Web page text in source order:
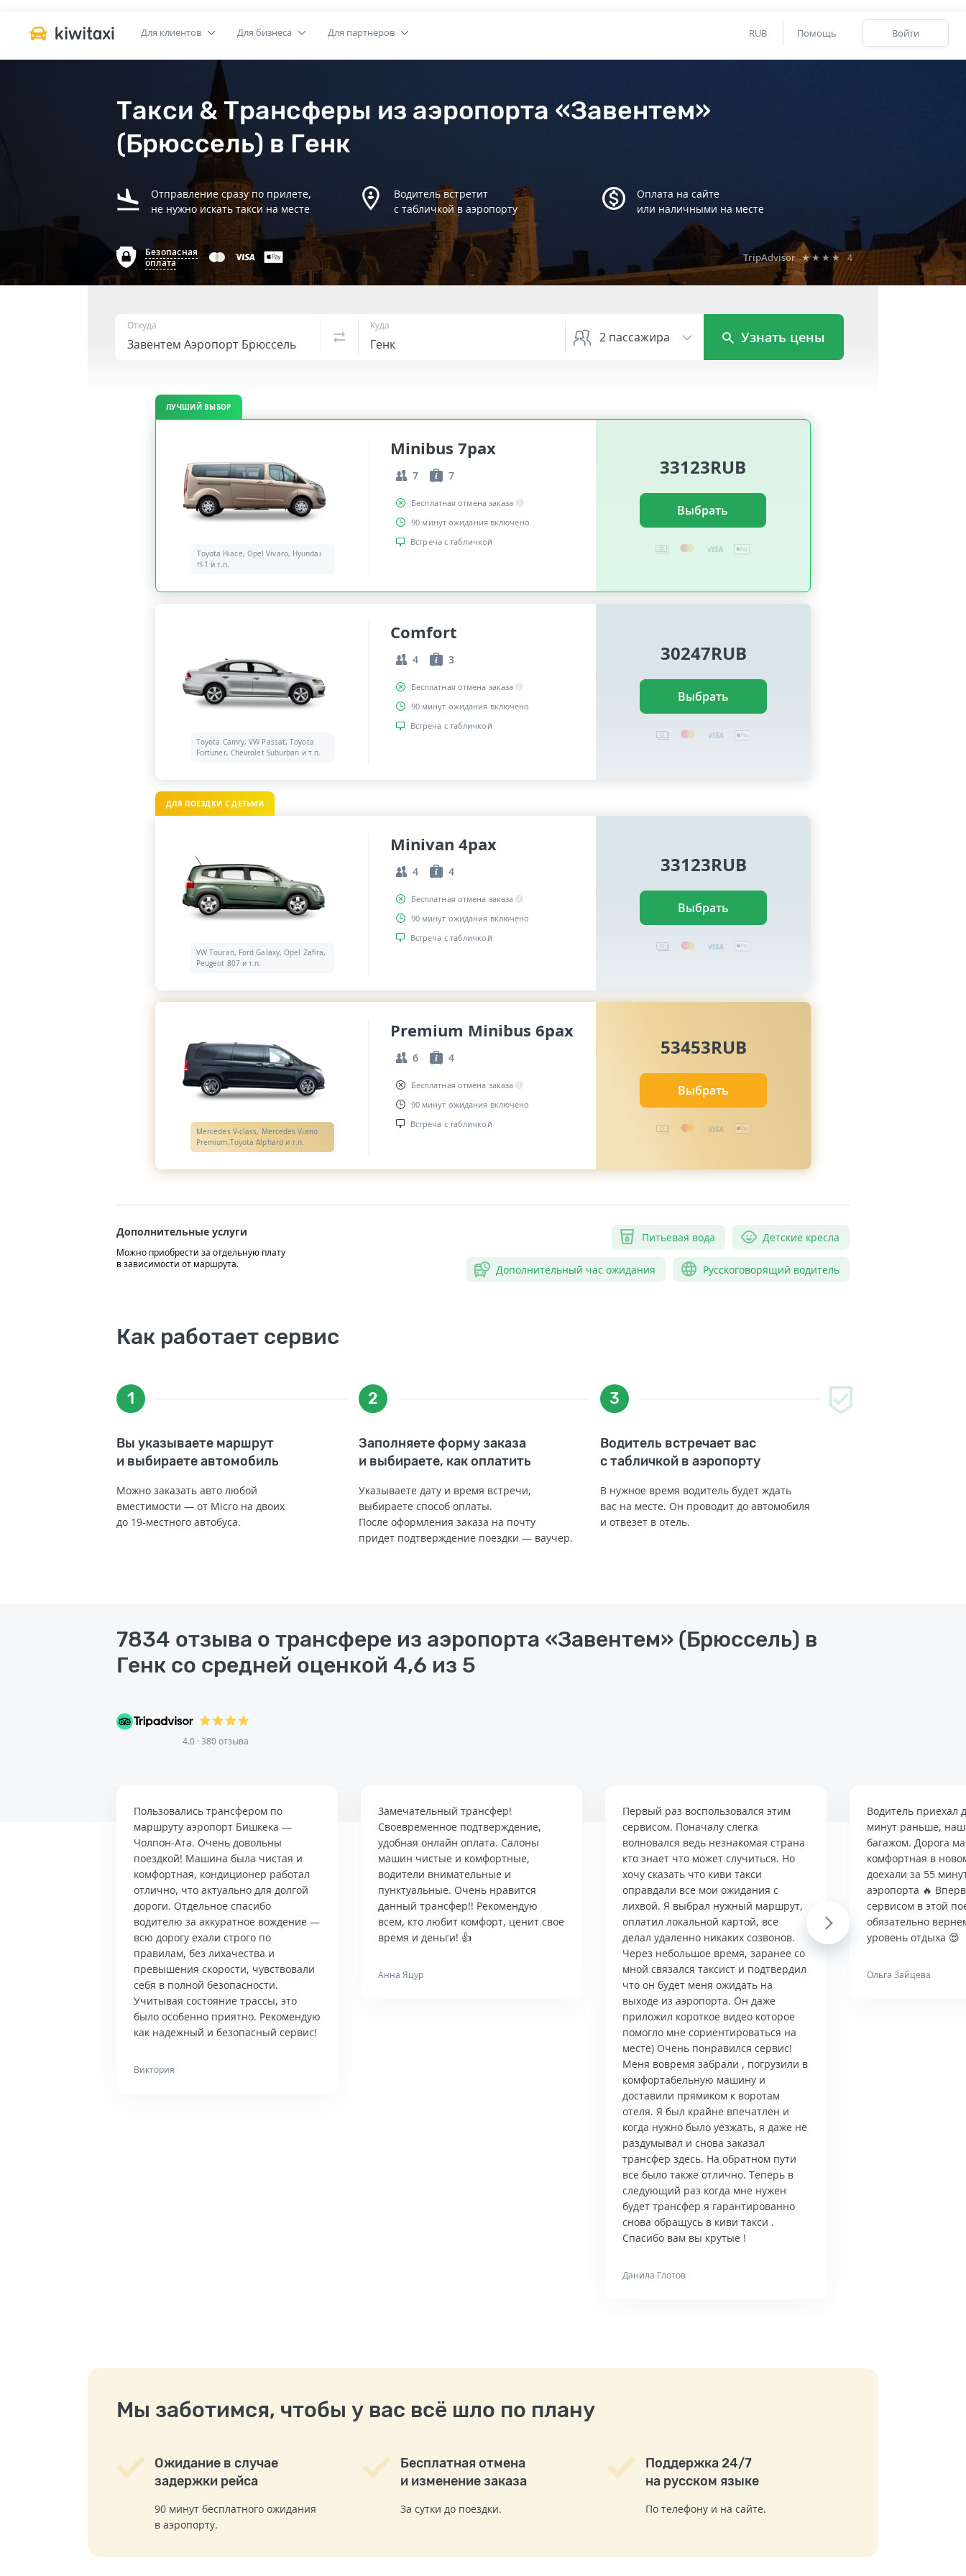
RUB Помощь Войти
Для клиентов Для бизнеса Для партнеров
Такси & Трансферы из аэропорта «Завентем»
(Брюссель) в Генк
Отправление сразу по прилете,
не нужно искать такси на месте
Водитель встретит
с табличкой в аэропорту
Оплата на сайте
или наличными на месте
Безопасная
оплата
TripAdvisor ★★★★ 4
Откуда Куда
2 пассажира Узнать цены
ЛУЧШИЙ ВЫБОР
Toyota Hiace, Opel Vivaro, Hyundai
H-1 и т.п.
Minibus 7pax
7 7
Бесплатная отмена заказа
90 минут ожидания включено
Встреча с табличкой
33123RUB
Выбрать
Toyota Camry, VW Passat, Toyota
Fortuner, Chevrolet Suburban и т.п.
Comfort
4 3
Бесплатная отмена заказа
90 минут ожидания включено
Встреча с табличкой
30247RUB
Выбрать
ДЛЯ ПОЕЗДКИ С ДЕТЬМИ
VW Touran, Ford Galaxy, Opel Zafira,
Peugeot 807 и т.п.
Minivan 4pax
4 4
Бесплатная отмена заказа
90 минут ожидания включено
Встреча с табличкой
33123RUB
Выбрать
Mercedes V-class, Mercedes Viano
Premium,Toyota Alphard и т.п.
Premium Minibus 6pax
6 4
Бесплатная отмена заказа
90 минут ожидания включено
Встреча с табличкой
53453RUB
Выбрать
Дополнительные услуги
Можно приобрести за отдельную плату
в зависимости от маршрута.
Питьевая вода Детские кресла
Дополнительный час ожидания Русскоговорящий водитель
Как работает сервис
1
Вы указываете маршрут
и выбираете автомобиль
Можно заказать авто любой
вместимости — от Micro на двоих
до 19-местного автобуса.
2
Заполняете форму заказа
и выбираете, как оплатить
Указываете дату и время встречи,
выбираете способ оплаты.
После оформления заказа на почту
придет подтверждение поездки — ваучер.
3
Водитель встречает вас
с табличкой в аэропорту
В нужное время водитель будет ждать
вас на месте. Он проводит до автомобиля
и отвезет в отель.
7834 отзыва о трансфере из аэропорта «Завентем» (Брюссель) в
Генк со средней оценкой 4,6 из 5
4.0 · 380 отзыва
Пользовались трансфером по
маршруту аэропорт Бишкека —
Чолпон-Ата. Очень довольны
поездкой! Машина была чистая и
комфортная, кондиционер работал
отлично, что актуально для долгой
дороги. Отдельное спасибо
водителю за аккуратное вождение —
всю дорогу ехали строго по
правилам, без лихачества и
превышения скорости, чувствовали
себя в полной безопасности.
Учитывая состояние трассы, это
было особенно приятно. Рекомендую
как надежный и безопасный сервис!
Виктория
Замечательный трансфер!
Своевременное подтверждение,
удобная онлайн оплата. Салоны
машин чистые и комфортные,
водители внимательные и
пунктуальные. Очень нравится
данный трансфер!! Рекомендую
всем, кто любит комфорт, ценит свое
время и деньги! 👍
Анна Яцур
Первый раз воспользовался этим
сервисом. Поначалу слегка
волновался ведь незнакомая страна
кто знает что может случиться. Но
хочу сказать что киви такси
оправдали все мои ожидания с
лихвой. Я выбрал нужный маршрут,
оплатил локальной картой, все
делал удаленно никаких созвонов.
Через небольшое время, заранее со
мной связался таксист и подтвердил
что он будет меня ожидать на
выходе из аэропорта. Он даже
приложил короткое видео которое
помогло мне сориентироваться на
месте) Очень понравился сервис!
Меня вовремя забрали , погрузили в
комфортабельную машину и
доставили прямиком к воротам
отеля. Я был крайне впечатлен и
когда нужно было уезжать, я даже не
раздумывал и снова заказал
трансфер здесь. На обратном пути
все было также отлично. Теперь в
следующий раз когда мне нужен
будет трансфер я гарантированно
снова обращусь в киви такси .
Спасибо вам вы крутые !
Данила Глотов
Водитель приехал
минут раньше,
багажом. Дорога
комфортная в
доехали за 55
аэропорта 🔥
сервисом в этой
обязательно
уровень отдыха 😍
Ольга Зайцева
Next
Мы заботимся, чтобы у вас всё шло по плану
Ожидание в случае
задержки рейса
90 минут бесплатного ожидания
в аэропорту.
Бесплатная отмена
и изменение заказа
За сутки до поездки.
Поддержка 24/7
на русском языке
По телефону и на сайте.